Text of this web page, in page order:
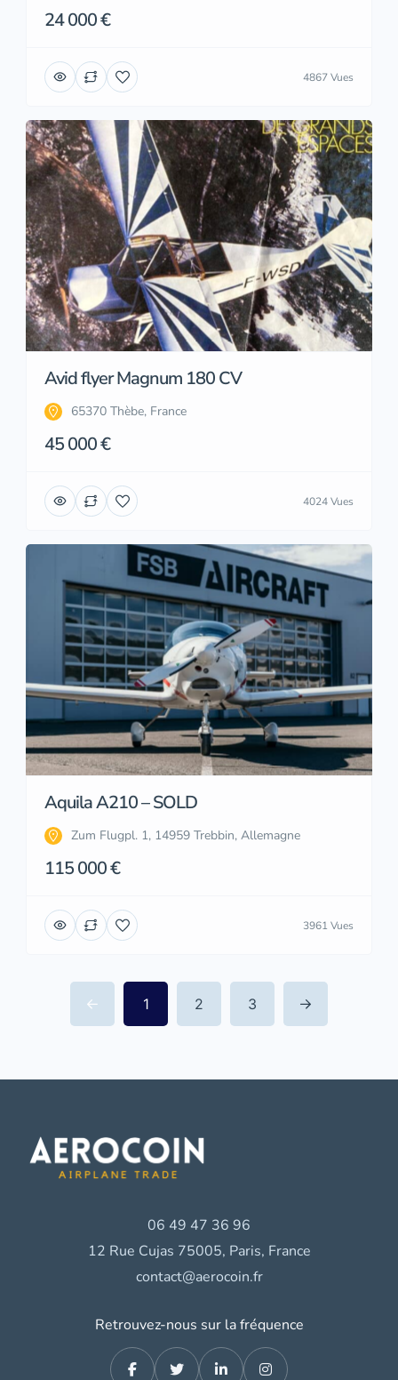
24 000 €
4867 Vues
Avid flyer Magnum 180 CV
65370 Thèbe, France
45 000 €
4024 Vues
Aquila A210 – SOLD
Zum Flugpl. 1, 14959 Trebbin, Allemagne
115 000 €
3961 Vues
1 2 3
06 49 47 36 96
12 Rue Cujas 75005, Paris, France
contact@aerocoin.fr
Retrouvez-nous sur la fréquence